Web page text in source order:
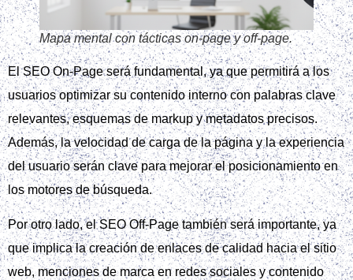
Mapa mental con tácticas on‑page y off‑page.
El SEO On-Page será fundamental, ya que permitirá a los
usuarios optimizar su contenido interno con palabras clave
relevantes, esquemas de markup y metadatos precisos.
Además, la velocidad de carga de la página y la experiencia
del usuario serán clave para mejorar el posicionamiento en
los motores de búsqueda.
Por otro lado, el SEO Off-Page también será importante, ya
que implica la creación de enlaces de calidad hacia el sitio
web, menciones de marca en redes sociales y contenido